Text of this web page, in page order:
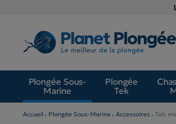
Plongée Sous-
Marine
Plongée
Tek
Accueil Plongée Sous-Marine Accessoires Talc